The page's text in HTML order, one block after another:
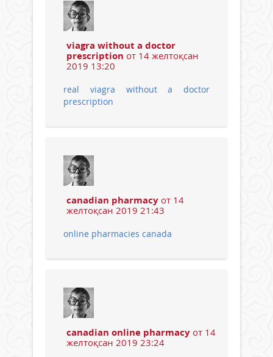
viagra without a doctor
prescription от 14 желтоқсан
2019 13:20
real viagra without a doctor
prescription
canadian pharmacy от 14
желтоқсан 2019 21:43
online pharmacies canada
canadian online pharmacy от 14
желтоқсан 2019 23:24